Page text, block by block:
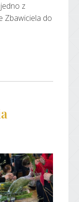
z
Zbawiciela do